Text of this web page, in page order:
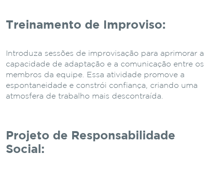
Treinamento de Improviso:
Introduza sessões de improvisação para aprimorar a
capacidade de adaptação e a comunicação entre os
membros da equipe. Essa atividade promove a
espontaneidade e constrói confiança, criando uma
atmosfera de trabalho mais descontraída.
Projeto de Responsabilidade
Social: